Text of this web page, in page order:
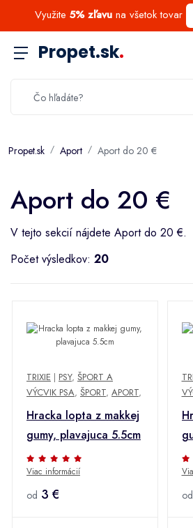
Využite 5% zľavu na všetok tovar
Propet.sk.
Propet.sk Aport Aport do 20 €
Aport do 20 €
V tejto sekcií nájdete Aport do 20 €.
Počet výsledkov: 20
TRIXIE | PSY, ŠPORT A
VÝCVIK PSA, ŠPORT, APORT,
Hracka lopta z makkej
gumy, plavajuca 5.5cm
Viac informácií
od 3 € od